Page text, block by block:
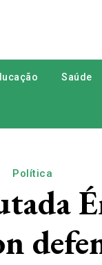
Saúde
Política